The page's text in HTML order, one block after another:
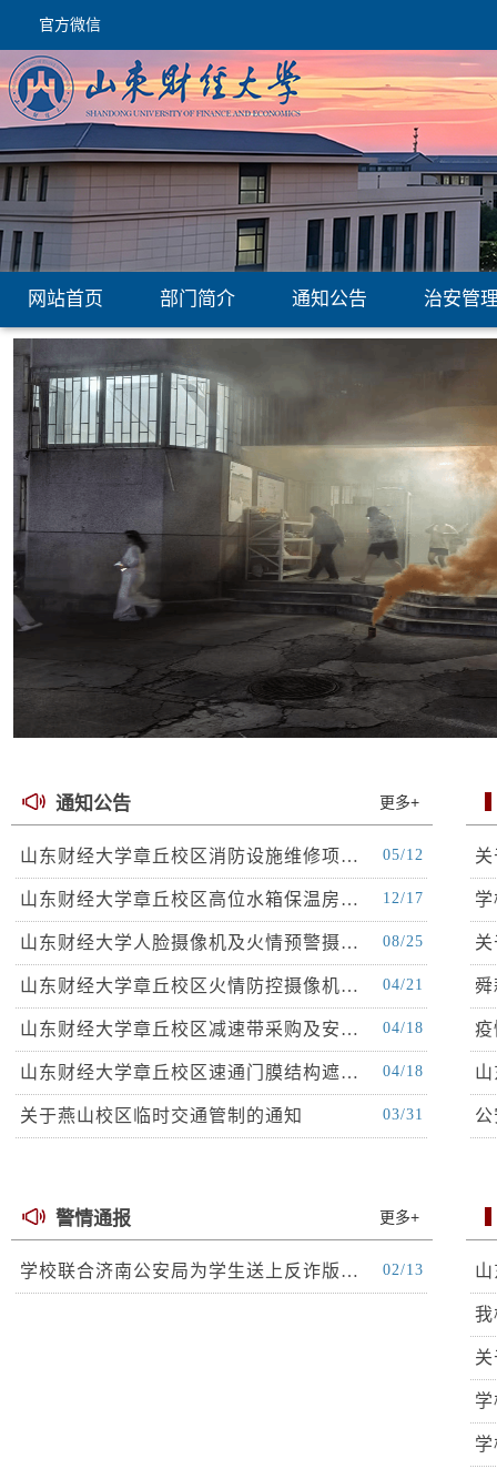
官方微信
网站首页 部门简介 通知公告 治安管
通知公告 更多+
山东财经大学章丘校区消防设施维修项… 05/12
山东财经大学章丘校区高位水箱保温房… 12/17
山东财经大学人脸摄像机及火情预警摄… 08/25
山东财经大学章丘校区火情防控摄像机… 04/21
山东财经大学章丘校区减速带采购及安… 04/18
山东财经大学章丘校区速通门膜结构遮… 04/18
关于燕山校区临时交通管制的通知 03/31
疫
警情通报 更多+
学校联合济南公安局为学生送上反诈版… 02/13
我